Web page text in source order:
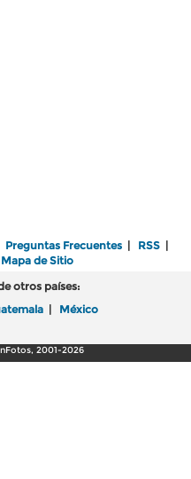
Preguntas Frecuentes | RSS |
Mapa de Sitio
otros países:
| México
2001-2026